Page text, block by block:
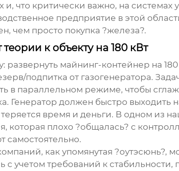
и, что критически важно, на
предприятие в этой
чем просто покупка ?железа?.
к объекту на 180 кВт
развернуть майнинг-контейнер на
подпитка от газогенератора.
в параллельном режиме, чтобы
Генератор должен быстро
теряется время и деньги. В одном
которая плохо ?общалась? с
самостоятельно.
как упомянутая ?оутэсюнь?,
с учетом требований к